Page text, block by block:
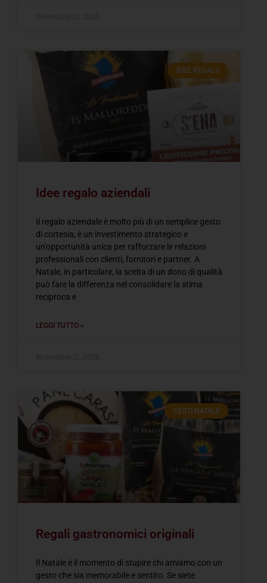
IDEE REGALO
Idee regalo aziendali
Il regalo aziendale è molto più di un semplice gesto
di cortesia; è un investimento strategico e
un’opportunità unica per rafforzare le relazioni
professionali con clienti, fornitori e partner. A
Natale, in particolare, la scelta di un dono di qualità
può fare la differenza nel consolidare la stima
reciproca e
LEGGI TUTTO »
CESTI NATALE
Regali gastronomici originali
Il Natale è il momento di stupire chi amiamo con un
gesto che sia memorabile e sentito. Se siete